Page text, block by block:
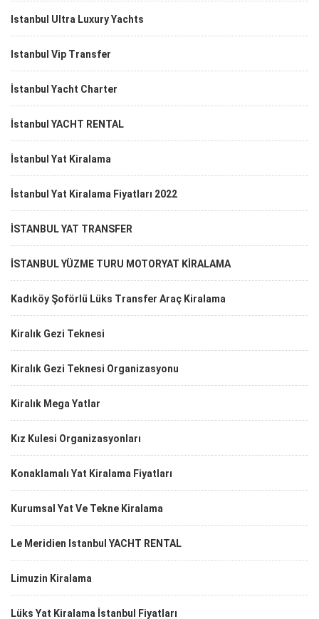
Istanbul Ultra Luxury Yachts
Istanbul Vip Transfer
İstanbul Yacht Charter
İstanbul YACHT RENTAL
İstanbul Yat Kiralama
İstanbul Yat Kiralama Fiyatları 2022
İSTANBUL YAT TRANSFER
İSTANBUL YÜZME TURU MOTORYAT KİRALAMA
Kadıköy Şoförlü Lüks Transfer Araç Kiralama
Kiralık Gezi Teknesi
Kiralık Gezi Teknesi Organizasyonu
Kiralık Mega Yatlar
Kız Kulesi Organizasyonları
Konaklamalı Yat Kiralama Fiyatları
Kurumsal Yat Ve Tekne Kiralama
Le Meridien Istanbul YACHT RENTAL
Limuzin Kiralama
Lüks Yat Kiralama İstanbul Fiyatları